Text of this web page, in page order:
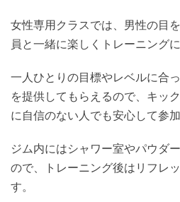
女性専用クラスでは、男性の目
員と一緒に楽しくトレーニングに
一人ひとりの目標やレベルに合
を提供してもらえるので、キッ
に自信のない人でも安心して参
ジム内にはシャワー室やパウダ
ので、トレーニング後はリフレ
す。